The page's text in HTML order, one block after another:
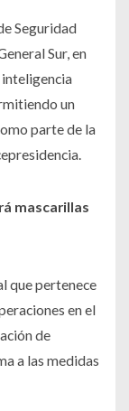
Seguridad
Sur, en
inteligencia
un
parte de la
mascarillas
que pertenece
en el
de
a las medidas